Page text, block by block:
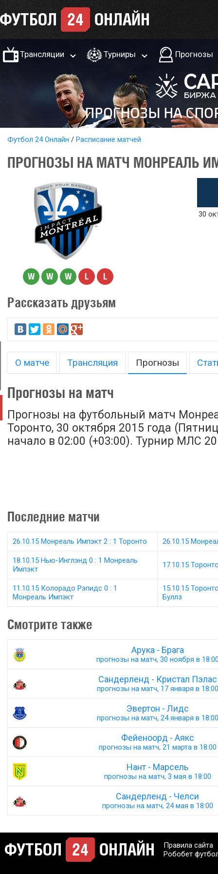
Трансляции Турниры Прогнозы
Футбол 24 Онлайн Расписание матчей
ПРОГНОЗЫ НА МАТЧ МОНРЕАЛЬ
W W W L L
30
Рассказать друзьям
О матче Трансляция Прогнозы
Прогнозы на матч
Прогнозы на футбольный матч
Торонто, 30 октября 2015 года
начало в 02:00 (+03:00). Турнир МЛС
Последние матчи
26.10.15 Монреаль Импэкт 2 : 1 Торонто 26.10.15
18.10.15 Нью-Инглэнд 0 : 1 Монреаль
Импэкт
17.10.15
11.10.15 Колорадо Рэпидс 0 : 1
Монреаль Импэкт
15.10.15
Буллз
Смотрите также
Арука - Брага
прогнозы на матч, 30 ноября в
Сандерленд - Кристал Пэлас
прогнозы на матч, 17 января в 18:00
Эвертон - Лидс
прогнозы на матч, 24 января в 18:00
Фейеноорд - Аякс
прогнозы на матч, 21 марта в 18:00
Нант - Марсель
прогнозы на матч, 3 мая в 18:00
Сандерленд - Челси
прогнозы на матч, 24 мая в 18:00
Правила сайта
Робобет